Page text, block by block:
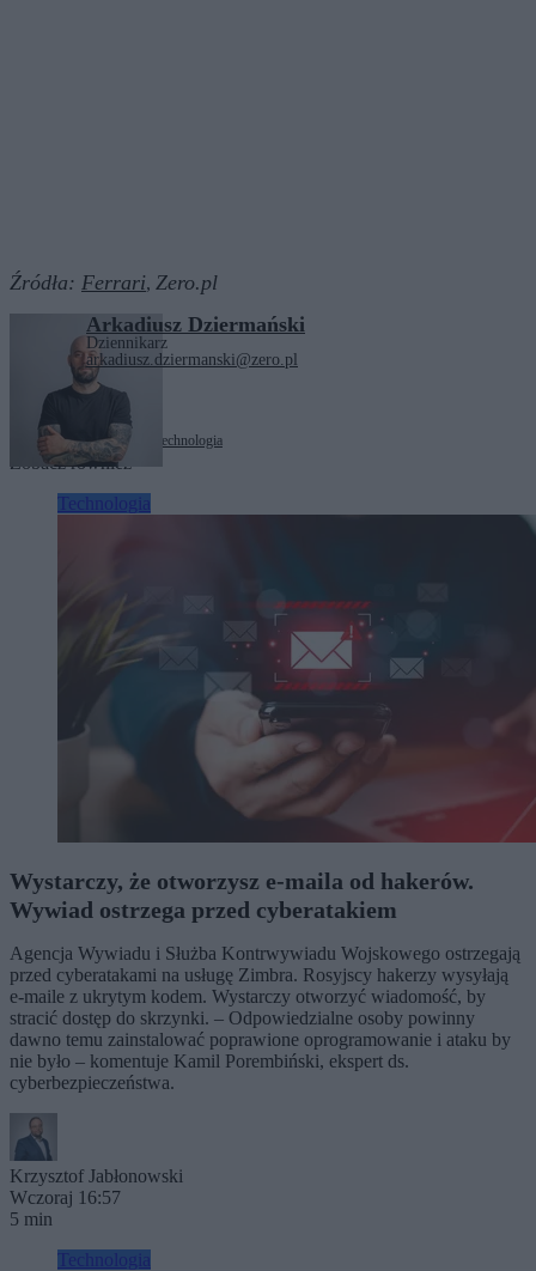
Źródła: Ferrari, Zero.pl
Arkadiusz Dziermański
Dziennikarz
arkadiusz.dziermanski@zero.pl
Tagi:Ferrarimotoryzacja technologia
Zobacz również
Technologia
Wystarczy, że otworzysz e-maila od hakerów.
Wywiad ostrzega przed cyberatakiem
Agencja Wywiadu i Służba Kontrwywiadu Wojskowego ostrzegają
przed cyberatakami na usługę Zimbra. Rosyjscy hakerzy wysyłają
e-maile z ukrytym kodem. Wystarczy otworzyć wiadomość, by
stracić dostęp do skrzynki. – Odpowiedzialne osoby powinny
dawno temu zainstalować poprawione oprogramowanie i ataku by
nie było – komentuje Kamil Porembiński, ekspert ds.
cyberbezpieczeństwa.
Krzysztof Jabłonowski
Wczoraj 16:57
5 min
Technologia